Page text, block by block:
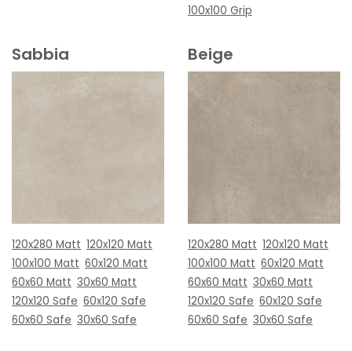
100x100 Grip
Sabbia
120x280 Matt 120x120 Matt
100x100 Matt 60x120 Matt
60x60 Matt 30x60 Matt
120x120 Safe 60x120 Safe
60x60 Safe 30x60 Safe
Beige
120x280 Matt 120x120 Matt
100x100 Matt 60x120 Matt
60x60 Matt 30x60 Matt
120x120 Safe 60x120 Safe
60x60 Safe 30x60 Safe